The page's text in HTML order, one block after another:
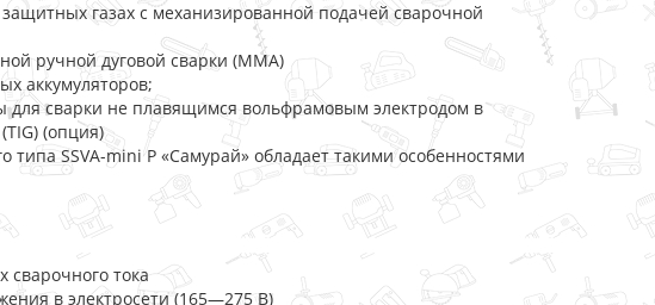
газах с механизированной подачей сварочной
ручной дуговой сварки (MMA)
аккумуляторов;
для сварки не плавящимся вольфрамовым электродом в
(опция)
SSVA-mini P «Самурай» обладает такими особенностями
тока
в электросети (165―275 В)